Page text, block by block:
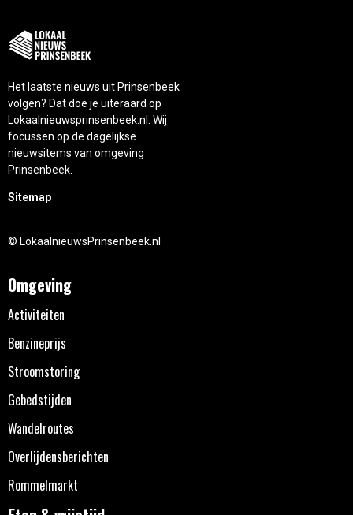
Het laatste nieuws uit Prinsenbeek
volgen? Dat doe je uiteraard op
Lokaalnieuwsprinsenbeek.nl. Wij
focussen op de dagelijkse
nieuwsitems van omgeving
Prinsenbeek.
Sitemap
© LokaalnieuwsPrinsenbeek.nl
Omgeving
Activiteiten
Benzineprijs
Stroomstoring
Gebedstijden
Wandelroutes
Overlijdensberichten
Rommelmarkt